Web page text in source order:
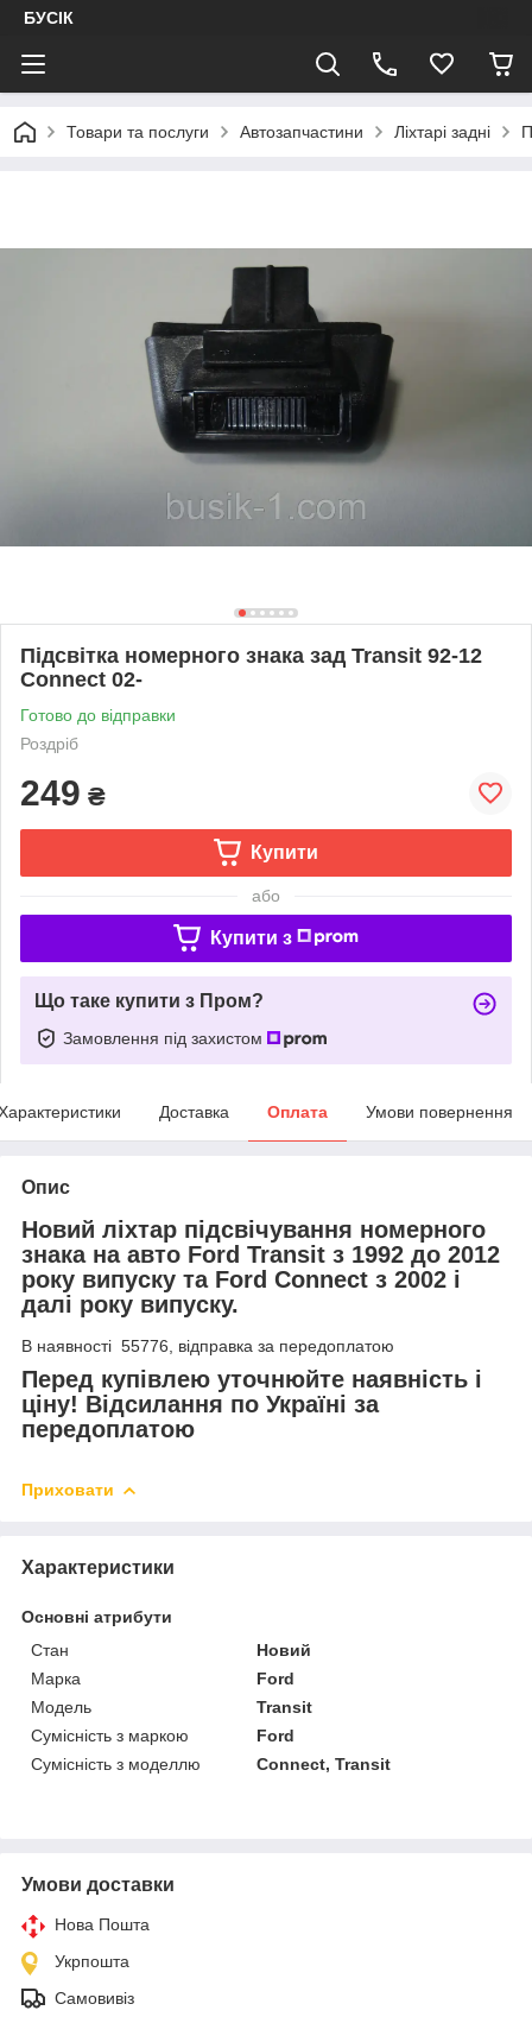
БУСІК
Товари та послуги Автозапчастини Ліхтарі задні
Підсвітка номерного знака зад Transit 92-12
Connect 02-
Готово до відправки
Роздріб
249 ₴
Купити
або
Купити з
Що таке купити з Пром?
Замовлення під захистом
Доставка Оплата Умови повернення
Опис
Новий ліхтар підсвічування номерного
знака на авто Ford Transit з 1992 до 2012
року випуску та Ford Connect з 2002 і
далі року випуску.
В наявності 55776, відправка за передоплатою
Перед купівлею уточнюйте наявність і
ціну! Відсилання по Україні за
передоплатою
Приховати
Характеристики
Основні атрибути
Стан
Новий
Марка
Ford
Модель
Transit
Сумісність з маркою
Ford
Сумісність з моделлю
Connect, Transit
Умови доставки
Нова Пошта
Укрпошта
Самовивіз